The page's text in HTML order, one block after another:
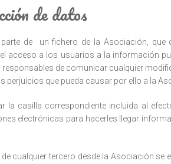
de datos
de un fichero de la Asociación, que
acceso a los usuarios a la información
de comunicar cualquier
que pueda causar por ello a la
la casilla correspondiente incluida al
electrónicas para hacerles llegar
cualquier tercero desde la Asociación se